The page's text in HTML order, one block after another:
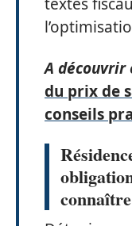
A découvrir
du prix de
conseils